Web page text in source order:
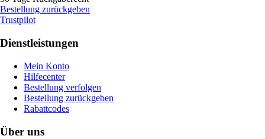
Bestellung zurückgeben
Trustpilot
Dienstleistungen
Mein Konto
Hilfecenter
Bestellung verfolgen
Bestellung zurückgeben
Rabattcodes
Über uns